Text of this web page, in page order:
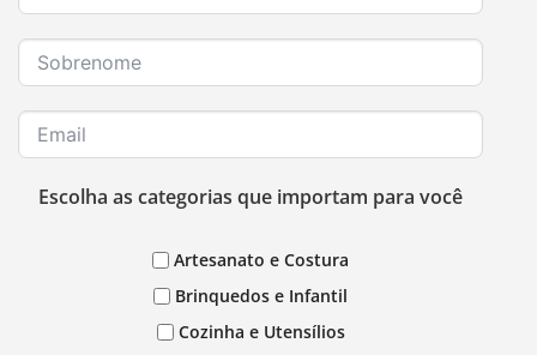
Escolha as categorias que importam para você
Artesanato e Costura
Brinquedos e Infantil
Cozinha e Utensílios